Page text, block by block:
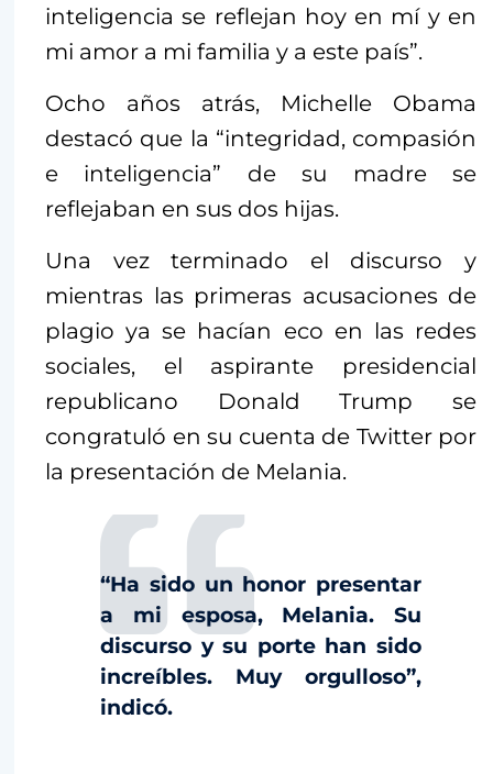
inteligencia se reflejan hoy en mí y en
mi amor a mi familia y a este país”.
Ocho años atrás, Michelle Obama
destacó que la “integridad, compasión
e inteligencia” de su madre se
reflejaban en sus dos hijas.
Una vez terminado el discurso y
mientras las primeras acusaciones de
plagio ya se hacían eco en las redes
sociales, el aspirante presidencial
republicano Donald Trump se
congratuló en su cuenta de Twitter por
la presentación de Melania.
“Ha sido un honor presentar
a mi esposa, Melania. Su
discurso y su porte han sido
increíbles. Muy orgulloso”,
indicó.